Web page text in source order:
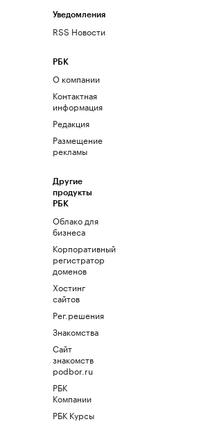
Уведомления
RSS Новости
РБК
О компании
Контактная
информация
Редакция
Размещение
рекламы
Другие
продукты
РБК
Облако для
бизнеса
Корпоративный
регистратор
доменов
Хостинг
сайтов
Рег.решения
Знакомства
Сайт
знакомств
podbor.ru
РБК
Компании
РБК Курсы